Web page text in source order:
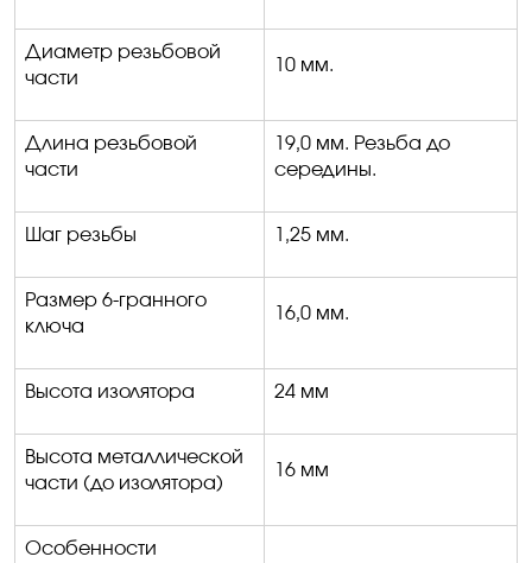
Диаметр резьбовой
части
10 мм.
Длина резьбовой
части
19,0 мм. Резьба до
середины.
Шаг резьбы 1,25 мм.
Размер 6-гранного
ключа
16,0 мм.
Высота изолятора 24 мм
Высота металлической
части (до изолятора)
16 мм
Особенности